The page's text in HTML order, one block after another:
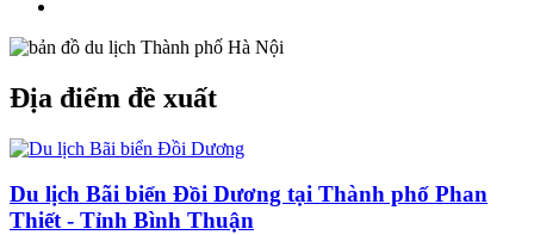
Địa điểm đề xuất
Du lịch Bãi biển Đồi Dương tại Thành phố Phan
Thiết - Tỉnh Bình Thuận